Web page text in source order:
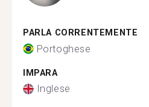
PARLA CORRENTEMENTE
Portoghese
IMPARA
Inglese